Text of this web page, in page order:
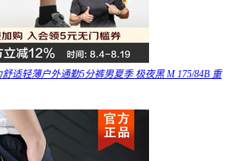
适轻薄户外通勤5分裤男夏季 极夜黑 M 175/84B 重